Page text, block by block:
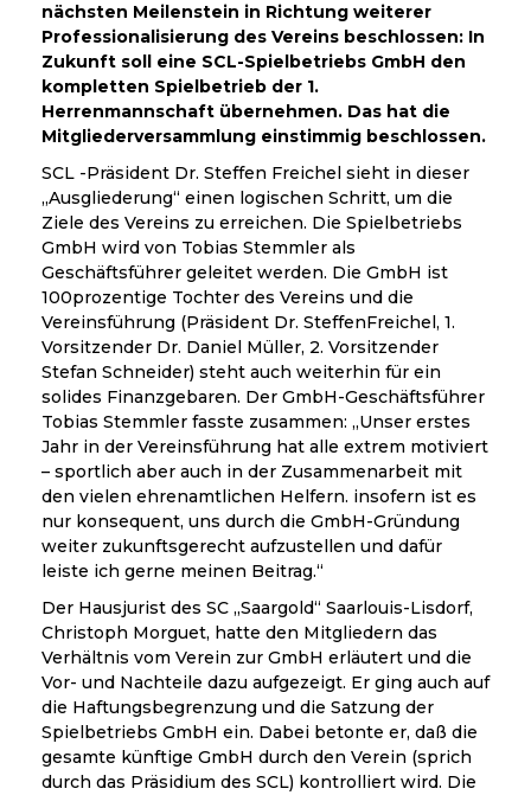
nächsten Meilenstein in Richtung weiterer
Professionalisierung des Vereins beschlossen: In
Zukunft soll eine SCL-Spielbetriebs GmbH den
kompletten Spielbetrieb der 1.
Herrenmannschaft übernehmen. Das hat die
Mitgliederversammlung einstimmig beschlossen.
SCL -Präsident Dr. Steffen Freichel sieht in dieser
„Ausgliederung“ einen logischen Schritt, um die
Ziele des Vereins zu erreichen. Die Spielbetriebs
GmbH wird von Tobias Stemmler als
Geschäftsführer geleitet werden. Die GmbH ist
100prozentige Tochter des Vereins und die
Vereinsführung (Präsident Dr. SteffenFreichel, 1.
Vorsitzender Dr. Daniel Müller, 2. Vorsitzender
Stefan Schneider) steht auch weiterhin für ein
solides Finanzgebaren. Der GmbH-Geschäftsführer
Tobias Stemmler fasste zusammen: „Unser erstes
Jahr in der Vereinsführung hat alle extrem motiviert
– sportlich aber auch in der Zusammenarbeit mit
den vielen ehrenamtlichen Helfern. insofern ist es
nur konsequent, uns durch die GmbH-Gründung
weiter zukunftsgerecht aufzustellen und dafür
leiste ich gerne meinen Beitrag.“
Der Hausjurist des SC „Saargold“ Saarlouis-Lisdorf,
Christoph Morguet, hatte den Mitgliedern das
Verhältnis vom Verein zur GmbH erläutert und die
Vor- und Nachteile dazu aufgezeigt. Er ging auch auf
die Haftungsbegrenzung und die Satzung der
Spielbetriebs GmbH ein. Dabei betonte er, daß die
gesamte künftige GmbH durch den Verein (sprich
durch das Präsidium des SCL) kontrolliert wird. Die